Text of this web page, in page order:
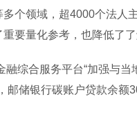
个领域，超4000个法人
要量化参考，也降低了
综合服务平台“加强与当
储银行碳账户贷款余额